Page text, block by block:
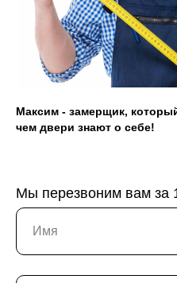
Максим - замерщик,
чем двери знают о себе!
Мы перезвоним вам за
Наши работы
Акции